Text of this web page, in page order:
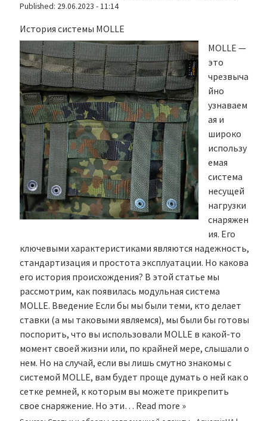
Published: 29.06.2023 - 11:14
История системы MOLLE
MOLLE —
это
чрезвыча
йно
узнаваем
ая и
широко
использу
емая
система
несущей
нагрузки
снаряжен
ия. Его
ключевыми характеристиками являются надежность,
стандартизация и простота эксплуатации. Но какова
его история происхождения? В этой статье мы
рассмотрим, как появилась модульная система
MOLLE. Введение Если бы мы были теми, кто делает
ставки (а мы таковыми являемся), мы были бы готовы
поспорить, что вы использовали MOLLE в какой-то
момент своей жизни или, по крайней мере, слышали о
нем. Но на случай, если вы лишь смутно знакомы с
системой MOLLE, вам будет проще думать о ней как о
сетке ремней, к которым вы можете прикрепить
свое снаряжение. Но эти… Read more »